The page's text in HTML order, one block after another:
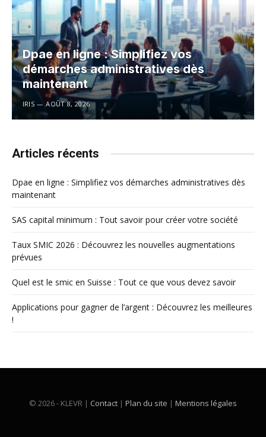
Dpae en ligne : Simplifiez vos
démarches administratives dès
maintenant
IRIS AOÛT 8, 2026
Articles récents
Dpae en ligne : Simplifiez vos démarches administratives dès
maintenant
SAS capital minimum : Tout savoir pour créer votre société
Taux SMIC 2026 : Découvrez les nouvelles augmentations
prévues
Quel est le smic en Suisse : Tout ce que vous devez savoir
Applications pour gagner de l’argent : Découvrez les meilleures
!
© 2026 - KLEVR | Contact | Plan du site | Mentions légales